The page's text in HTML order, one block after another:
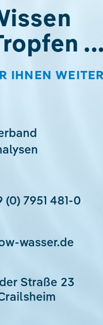
...
IHNEN
(0) 7951 481-0
wasser.de
Straße 23